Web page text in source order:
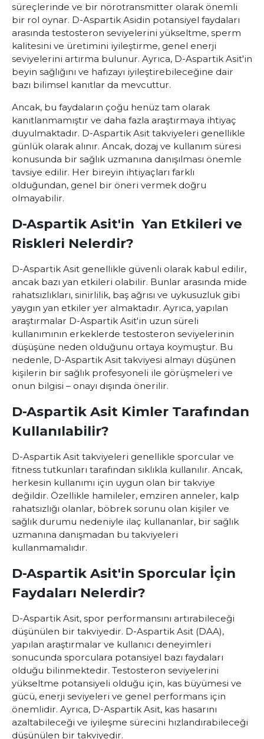
süreçlerinde ve bir nörotransmitter olarak önemli
bir rol oynar. D-Aspartik Asidin potansiyel faydaları
arasında testosteron seviyelerini yükseltme, sperm
kalitesini ve üretimini iyileştirme, genel enerji
seviyelerini artırma bulunur. Ayrıca, D-Aspartik Asit'in
beyin sağlığını ve hafızayı iyileştirebileceğine dair
bazı bilimsel kanıtlar da mevcuttur.
Ancak, bu faydaların çoğu henüz tam olarak
kanıtlanmamıştır ve daha fazla araştırmaya ihtiyaç
duyulmaktadır. D-Aspartik Asit takviyeleri genellikle
günlük olarak alınır. Ancak, dozaj ve kullanım süresi
konusunda bir sağlık uzmanına danışılması önemle
tavsiye edilir. Her bireyin ihtiyaçları farklı
olduğundan, genel bir öneri vermek doğru
olmayabilir.
D-Aspartik Asit'in Yan Etkileri ve
Riskleri Nelerdir?
D-Aspartik Asit genellikle güvenli olarak kabul edilir,
ancak bazı yan etkileri olabilir. Bunlar arasında mide
rahatsızlıkları, sinirlilik, baş ağrısı ve uykusuzluk gibi
yaygın yan etkiler yer almaktadır. Ayrıca, yapılan
araştırmalar D-Aspartik Asit'in uzun süreli
kullanımının erkeklerde testosteron seviyelerinin
düşüşüne neden olduğunu ortaya koymuştur. Bu
nedenle, D-Aspartik Asit takviyesi almayı düşünen
kişilerin bir sağlık profesyoneli ile görüşmeleri ve
onun bilgisi – onayı dışında önerilir.
D-Aspartik Asit Kimler Tarafından
Kullanılabilir?
D-Aspartik Asit takviyeleri genellikle sporcular ve
fitness tutkunları tarafından sıklıkla kullanılır. Ancak,
herkesin kullanımı için uygun olan bir takviye
değildir. Özellikle hamileler, emziren anneler, kalp
rahatsızlığı olanlar, böbrek sorunu olan kişiler ve
sağlık durumu nedeniyle ilaç kullananlar, bir sağlık
uzmanına danışmadan bu takviyeleri
kullanmamalıdır.
D-Aspartik Asit'in Sporcular İçin
Faydaları Nelerdir?
D-Aspartik Asit, spor performansını artırabileceği
düşünülen bir takviyedir. D-Aspartik Asit (DAA),
yapılan araştırmalar ve kullanıcı deneyimleri
sonucunda sporculara potansiyel bazı faydaları
olduğu bilinmektedir. Testosteron seviyelerini
yükseltme potansiyeli olduğu için, kas büyümesi ve
gücü, enerji seviyeleri ve genel performans için
önemlidir. Ayrıca, D-Aspartik Asit, kas hasarını
azaltabileceği ve iyileşme sürecini hızlandırabileceği
düşünülen bir takviyedir.